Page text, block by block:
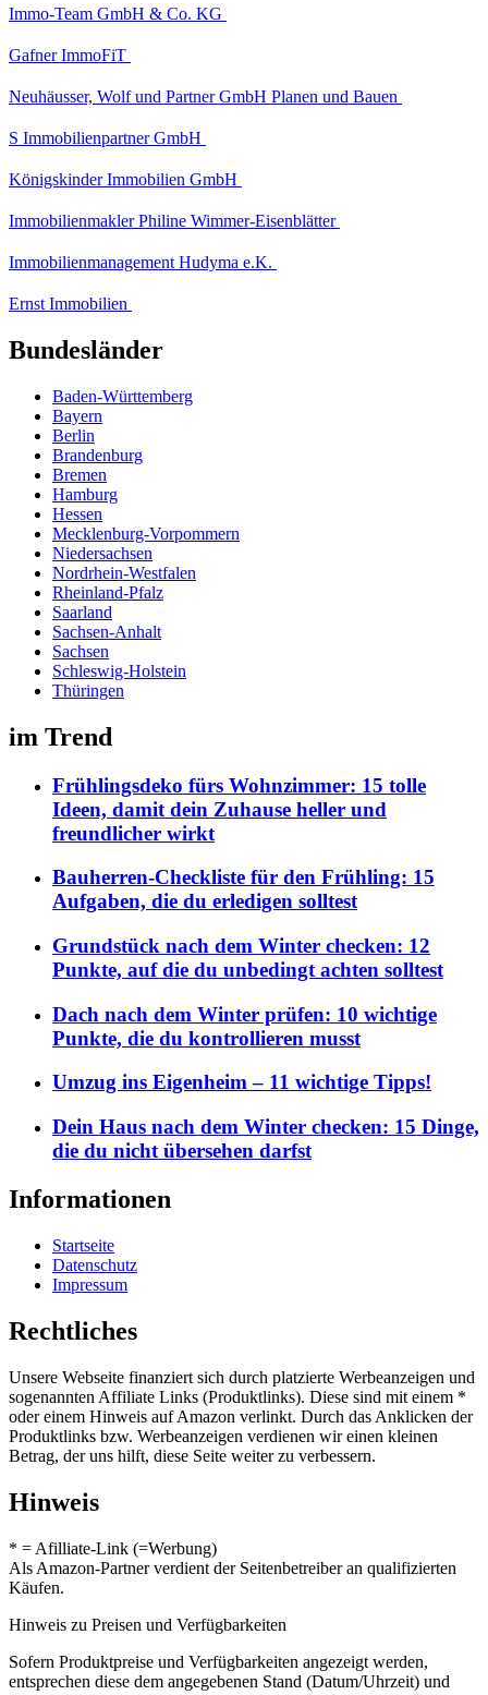
Immo-Team GmbH & Co. KG
Gafner ImmoFiT
Neuhäusser, Wolf und Partner GmbH Planen und Bauen
S Immobilienpartner GmbH
Königskinder Immobilien GmbH
Immobilienmakler Philine Wimmer-Eisenblätter
Immobilienmanagement Hudyma e.K.
Ernst Immobilien
Bundesländer
Baden-Württemberg
Bayern
Berlin
Brandenburg
Bremen
Hamburg
Hessen
Mecklenburg-Vorpommern
Niedersachsen
Nordrhein-Westfalen
Rheinland-Pfalz
Saarland
Sachsen-Anhalt
Sachsen
Schleswig-Holstein
Thüringen
im Trend
Frühlingsdeko fürs Wohnzimmer: 15 tolle
Ideen, damit dein Zuhause heller und
freundlicher wirkt
Bauherren-Checkliste für den Frühling: 15
Aufgaben, die du erledigen solltest
Grundstück nach dem Winter checken: 12
Punkte, auf die du unbedingt achten solltest
Dach nach dem Winter prüfen: 10 wichtige
Punkte, die du kontrollieren musst
Umzug ins Eigenheim – 11 wichtige Tipps!
Dein Haus nach dem Winter checken: 15 Dinge,
die du nicht übersehen darfst
Informationen
Startseite
Datenschutz
Impressum
Rechtliches
Unsere Webseite finanziert sich durch platzierte Werbeanzeigen und
sogenannten Affiliate Links (Produktlinks). Diese sind mit einem *
oder einem Hinweis auf Amazon verlinkt. Durch das Anklicken der
Produktlinks bzw. Werbeanzeigen verdienen wir einen kleinen
Betrag, der uns hilft, diese Seite weiter zu verbessern.
Hinweis
* = Afilliate-Link (=Werbung)
Als Amazon-Partner verdient der Seitenbetreiber an qualifizierten
Käufen.
Hinweis zu Preisen und Verfügbarkeiten
Sofern Produktpreise und Verfügbarkeiten angezeigt werden,
entsprechen diese dem angegebenen Stand (Datum/Uhrzeit) und